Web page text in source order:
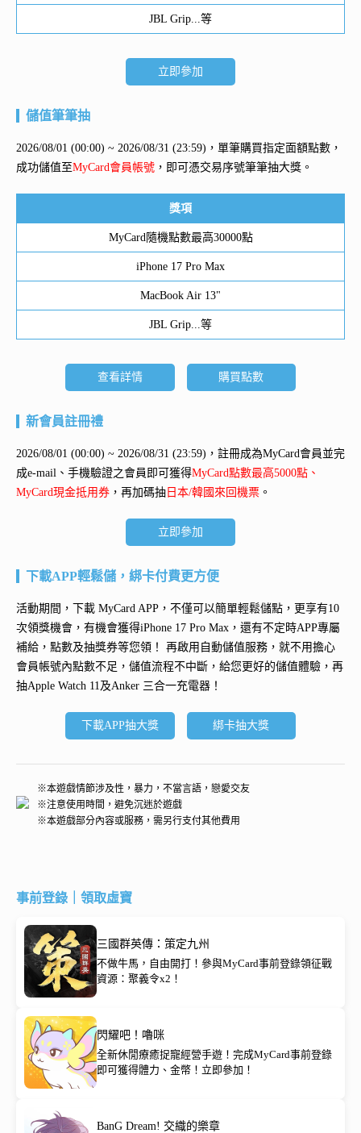
JBL Grip...等
立即參加
儲值筆筆抽
2026/08/01 (00:00) ~ 2026/08/31 (23:59)，單筆購買指定面額點數，
成功儲值至MyCard會員帳號 ，即可憑交易序號筆筆抽大獎。
獎項
MyCard隨機點數最高30000點
iPhone 17 Pro Max
MacBook Air 13"
JBL Grip...等
查看詳情 購買點數
新會員註冊禮
2026/08/01 (00:00) ~ 2026/08/31 (23:59)，註冊成為MyCard會員並完
成e-mail、手機驗證之會員即可獲得MyCard點數最高5000點、
MyCard現金抵用券 ，再加碼抽 日本/韓國來回機票 。
立即參加
下載APP輕鬆儲，綁卡付費更方便
活動期間，下載 MyCard APP，不僅可以簡單輕鬆儲點，更享有10
次領獎機會，有機會獲得iPhone 17 Pro Max ，還有不定時APP專屬
補給，點數及抽獎券等您領！ 再啟用自動儲值服務 ，就不用擔心
會員帳號內點數不足，儲值流程不中斷，給您更好的儲值體驗，再
抽Apple Watch 11及Anker 三合一充電器 ！
下載APP抽大獎 綁卡抽大獎
※本遊戲情節涉及性，暴力，不當言語，戀愛交友
※注意使用時間，避免沉迷於遊戲
※本遊戲部分內容或服務，需另行支付其他費用
事前登錄｜領取虛寶
三國群英傳：策定九州
不做牛馬，自由開打！參與MyCard事前登錄領征戰
資源：聚義令x2！
閃耀吧！嚕咪
全新休閒療癒捉寵經營手遊！完成MyCard事前登錄
即可獲得體力、金幣！立即參加！
BanG Dream! 交織的樂章